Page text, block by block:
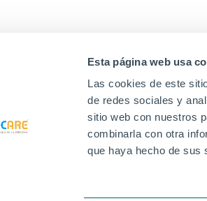
Esta página web usa
Las cookies de este
de redes sociales y
sitio web con nuestros
combinarla con otra
que haya hecho de sus